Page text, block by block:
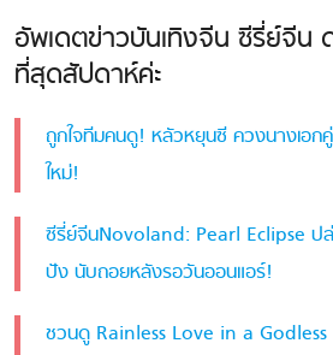
อัพเดตข่าวบันเทิงจีน ซีรี่ย์จีน
ที่สุดสัปดาห์ค่ะ
ถูกใจทีมคนดู! หลัวหยุนซี ควงนางเอก
ใหม่!
ซีรี่ย์จีนNovoland: Pearl Eclipse ป
ปัง นับถอยหลังรอวันออนแอร์!
ชวนดู Rainless Love in a